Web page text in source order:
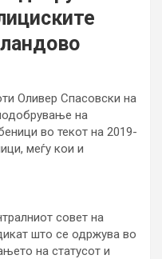
Оливер Спасовски на
на
во текот на 2019-
меѓу кои и
совет на
што се одржува во
на статусот и